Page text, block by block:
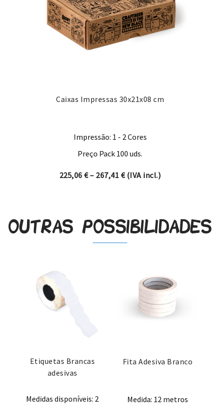
Caixas Impressas 30x21x08 cm
Impressão: 1 - 2 Cores
Preço Pack 100 uds.
225,06€– 267,41 €Price range: 225,06 €
(IVA incl.)
Outras possibilidades
Etiquetas Brancas
adesivas
Medidas disponíveis: 2
Fita Adesiva Branco
Medida: 12 metros